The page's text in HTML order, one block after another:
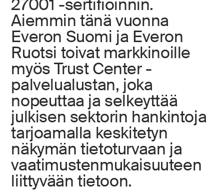
27001 -sertifioinnin.
Aiemmin tänä vuonna
Everon Suomi ja Everon
Ruotsi toivat markkinoille
myös Trust Center -
palvelualustan, joka
nopeuttaa ja selkeyttää
julkisen sektorin hankintoja
tarjoamalla keskitetyn
näkymän tietoturvaan ja
vaatimustenmukaisuuteen
liittyvään tietoon.